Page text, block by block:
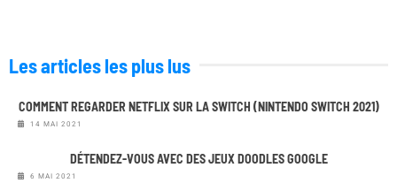
Les articles les plus lus
COMMENT REGARDER NETFLIX SUR LA SWITCH (NINTENDO SWITCH 2021)
14 MAI 2021
DÉTENDEZ-VOUS AVEC DES JEUX DOODLES GOOGLE
6 MAI 2021